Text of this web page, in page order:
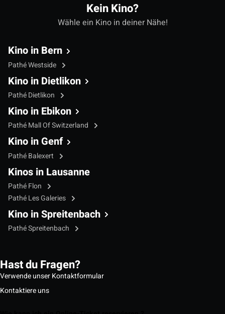
Kein Kino?
Wähle ein Kino in deiner Nähe!
Kino in Bern
Pathé Westside
Kino in Dietlikon
Pathé Dietlikon
Kino in Ebikon
Pathé Mall Of Switzerland
Kino in Genf
Pathé Balexert
Kinos in Lausanne
Pathé Flon
Pathé Les Galeries
Kino in Spreitenbach
Pathé Spreitenbach
Hast du Fragen?
Verwende unser Kontaktformular
Kontaktiere uns